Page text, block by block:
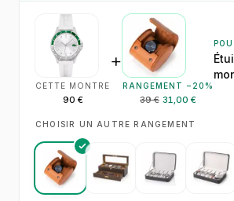
CETTE MONTRE
90 €
+
RANGEMENT − 20 %
39 € 31,00 €
CHOISIR UN AUTRE RANGEMENT